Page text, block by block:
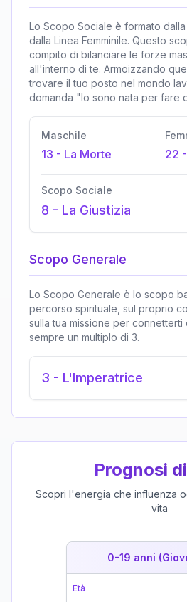
Lo Scopo Sociale è formato
dalla Linea Femminile. Questo
compito di bilanciare le forze
all'interno di te. Armoizzando
trovare il tuo posto nel mondo
domanda "Io sono nata per fare
Maschile
13 - La Morte 22 -
Scopo Sociale
8 - La Giustizia
Scopo Generale
Lo Scopo Generale è lo scopo
percorso spirituale, sul proprio
sulla tua missione per connetterti
sempre un multiplo di 3.
3 - L'Imperatrice
Prognosi
Scopri l'energia che influenza
vita
0-19 anni
Età